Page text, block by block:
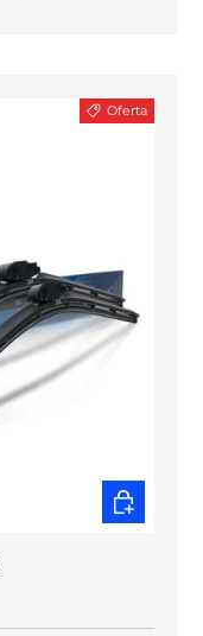
Oferta
ELEGIR